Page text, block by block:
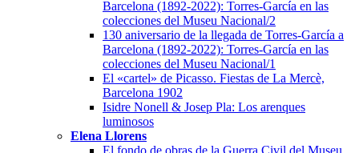
Barcelona (1892-2022): Torres-García en las
colecciones del Museu Nacional/2
130 aniversario de la llegada de Torres-García a
Barcelona (1892-2022): Torres-García en las
colecciones del Museu Nacional/1
El «cartel» de Picasso. Fiestas de La Mercè,
Barcelona 1902
Isidre Nonell & Josep Pla: Los arenques
luminosos
Elena Llorens
El fondo de obras de la Guerra Civil del Museu